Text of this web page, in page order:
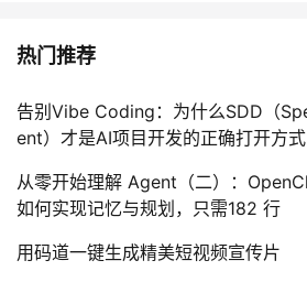
热门推荐
告别Vibe Coding：为什么SDD（
ent）才是AI项目开发的正确打开方式
从零开始理解 Agent（二）：
如何实现记忆与规划，只需182 行
用码道一键生成精美短视频宣传片